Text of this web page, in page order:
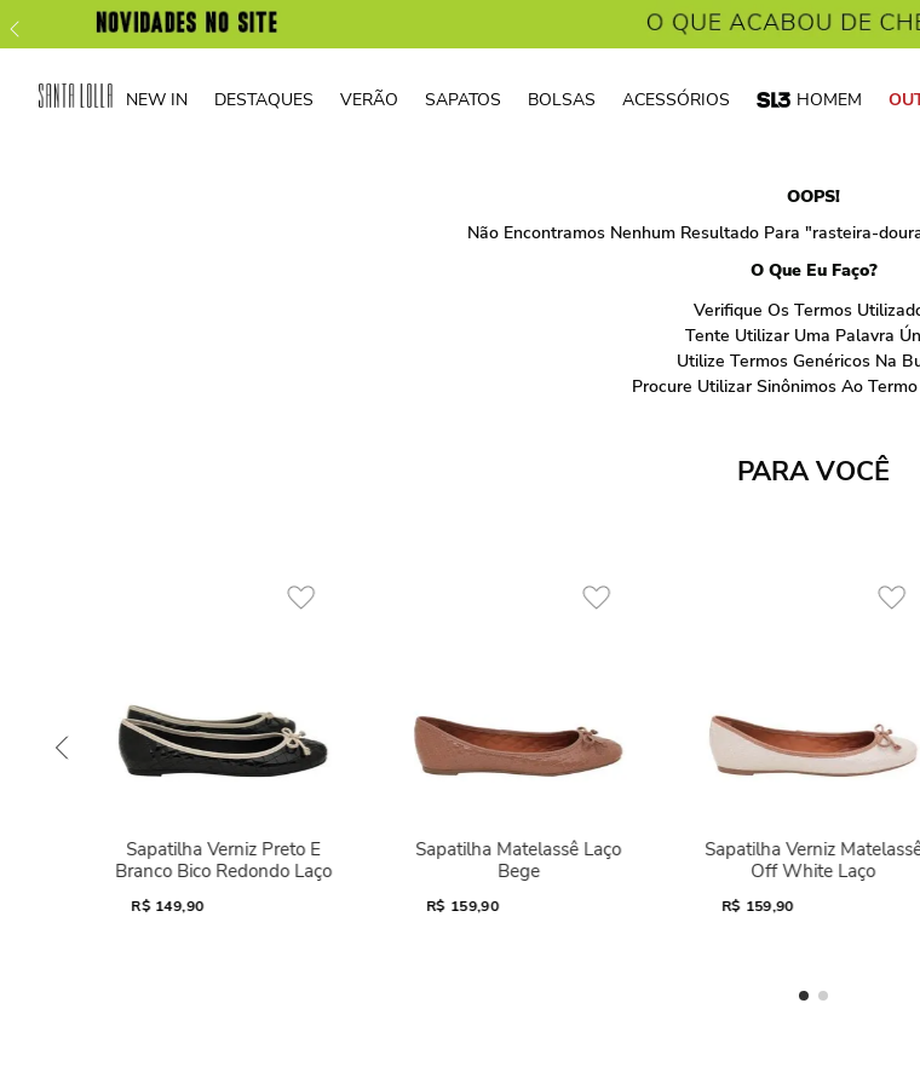
NEW IN DESTAQUES VERÃO SAPATOS BOLSAS ACESSÓRIOS HOMEM
OOPS!
Não Encontramos Nenhum Resultado Para "rasteira-
O Que Eu Faço?
Verifique Os Termos
Tente Utilizar Uma Palavra
Utilize Termos Genéricos Na
Procure Utilizar Sinônimos Ao
PARA VOCÊ
Sapatilha Verniz Preto E
Branco Bico Redondo Laço
R$ 149,90
Sapatilha Matelassê Laço
Bege
R$ 159,90
Sapatilha Verniz
Off White Laço
R$ 159,90